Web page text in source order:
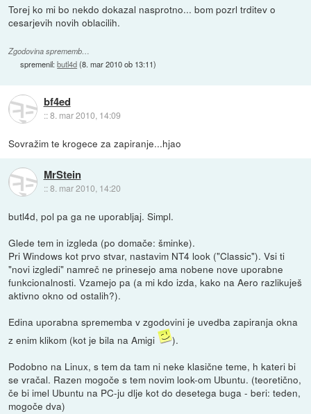
Torej ko mi bo nekdo dokazal nasprotno... bom pozrl trditev o
cesarjevih novih oblacilih.
Zgodovina sprememb…
spremenil:butl4d(8. mar 2010 ob 13:11)
bf4ed
::8. mar 2010, 14:09
Sovražim te krogece za zapiranje...hjao
MrStein
::8. mar 2010, 14:20
butl4d, pol pa ga ne uporabljaj. Simpl.
Glede tem in izgleda (po domače: šminke).
Pri Windows kot prvo stvar, nastavim NT4 look ("Classic"). Vsi ti
"novi izgledi" namreč ne prinesejo ama nobene nove uporabne
funkcionalnosti. Vzamejo pa (a mi kdo izda, kako na Aero razlikuješ
aktivno okno od ostalih?).
Edina uporabna sprememba v zgodovini je uvedba zapiranja okna
z enim klikom (kot je bila na Amigi
).
Podobno na Linux, s tem da tam ni neke klasične teme, h kateri bi
se vračal. Razen mogoče s tem novim look-om Ubuntu. (teoretično,
če bi imel Ubuntu na PC-ju dlje kot do desetega buga - beri: teden,
mogoče dva)